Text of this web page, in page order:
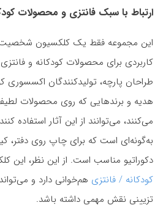
ارتباط با سبک فانتزی و محصولات
این مجموعه فقط یک کلکسیون
کاربردی برای محصولات کودکانه و فانتزی
طراحان پارچه، تولیدکنندگان اکسسوری
هدیه و برندهایی که روی محصولات
می‌کنند، می‌توانند از این آثار استفاده
به‌گونه‌ای است که برای چاپ روی دفتر،
دکوراتیو مناسب است. از این نظر، این
کودکانه / فانتزی هم‌خوانی دارد و
تزیینی نقش مهمی داشته باشد.